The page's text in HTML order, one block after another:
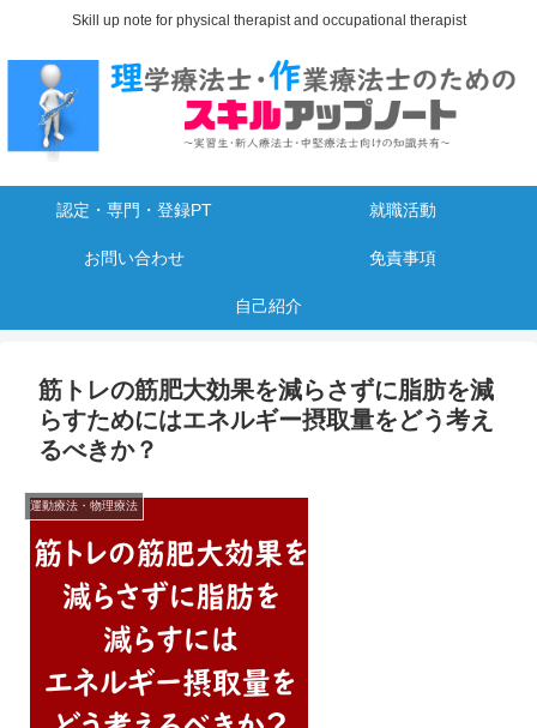
Skill up note for physical therapist and occupational therapist
認定・専門・登録PT 就職活動
お問い合わせ 免責事項
自己紹介
筋トレの筋肥大効果を減らさずに脂肪を減
らすためにはエネルギー摂取量をどう考え
るべきか？
運動療法・物理療法